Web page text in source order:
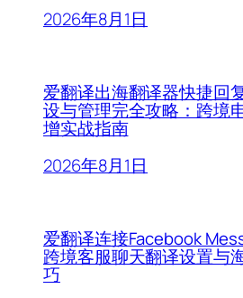
2026年8月1日
爱翻译出海翻译器快捷回
设与管理完全攻略：跨境
增实战指南
2026年8月1日
爱翻译连接Facebook
跨境客服聊天翻译设置与
巧